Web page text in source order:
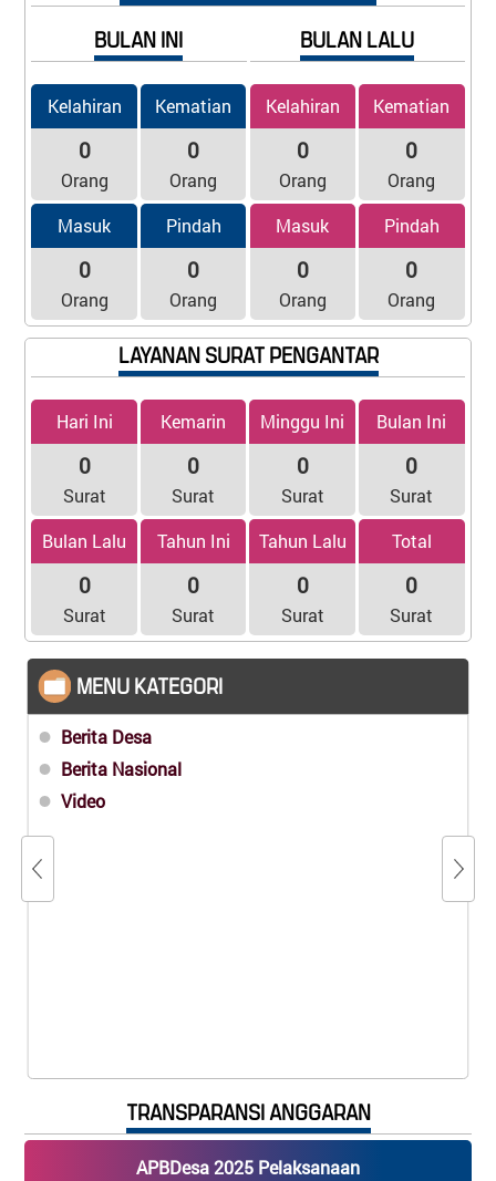
BULAN INI
Kelahiran
0
Orang
Kematian
0
Orang
Masuk
0
Orang
Pindah
0
Orang
BULAN LALU
Kelahiran
0
Orang
Kematian
0
Orang
Masuk
0
Orang
Pindah
0
Orang
LAYANAN SURAT PENGANTAR
Hari Ini
0
Surat
Kemarin
0
Surat
Minggu Ini
0
Surat
Bulan Ini
0
Surat
Bulan Lalu
0
Surat
Tahun Ini
0
Surat
Tahun Lalu
0
Surat
Total
0
Surat
MENU KATEGORI
Berita Desa
Berita Nasional
Video
TRANSPARANSI ANGGARAN
APBDesa 2025 Pelaksanaan